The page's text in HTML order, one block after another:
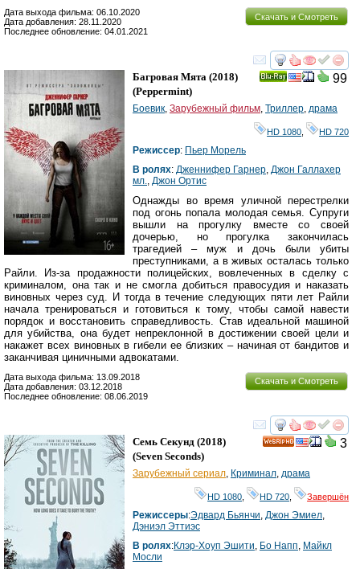
Скачать и Смотреть
Дата выхода фильма: 06.10.2020
Дата добавления: 28.11.2020
Последнее обновление: 04.01.2021
смотреть
99
Багровая Мята (2018)
(Peppermint)
Боевик, Зарубежный фильм, Триллер, драма
HD 1080 HD 720
Режиссер: Пьер Морель
В ролях: Дженнифер Гарнер, Джон Галлахер
мл., Джон Ортис
Однажды во время уличной перестрелки
под огонь попала молодая семья. Супруги
вышли на прогулку вместе со своей
дочерью, но прогулка закончилась
трагедией – муж и дочь были убиты
преступниками, а в живых осталась только
Райли. Из-за продажности полицейских, вовлеченных в сделку с
криминалом, она так и не смогла добиться правосудия и наказать
виновных через суд. И тогда в течение следующих пяти лет Райли
начала тренироваться и готовиться к тому, чтобы самой навести
порядок и восстановить справедливость. Став идеальной машиной
для убийства, она будет непреклонной в достижении своей цели и
накажет всех виновных в гибели ее близких – начиная от бандитов и
заканчивая циничными адвокатами.
Скачать и Смотреть
Дата выхода фильма: 13.09.2018
Дата добавления: 03.12.2018
Последнее обновление: 08.06.2019
смотреть
3
Семь Секунд (2018)
(Seven Seconds)
Зарубежный сериал, Криминал, драма
HD 1080 HD 720 Завершён
Режиссеры:Эдвард Бьянчи, Джон Эмиел,
Дэниэл Эттиэс
В ролях:Клэр-Хоуп Эшити, Бо Напп, Майкл
Мосли